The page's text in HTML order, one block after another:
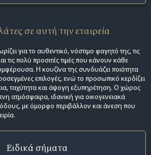
σε αυτή την εταιρεία
για το αυθεντικό, νόστιμο φαγητό της, τις
τις πολύ προσιτές τιμές που κάνουν κάθε
Η κουζίνα της συνδυάζει ποιότητα
επιλογές, ενώ το προσωπικό κερδίζει
ταχύτητα και άψογη εξυπηρέτηση. Ο χώρος
ατμόσφαιρα, ιδανική για οικογενειακά
με όμορφο περιβάλλον και άνεση που
Ειδικά σήματα